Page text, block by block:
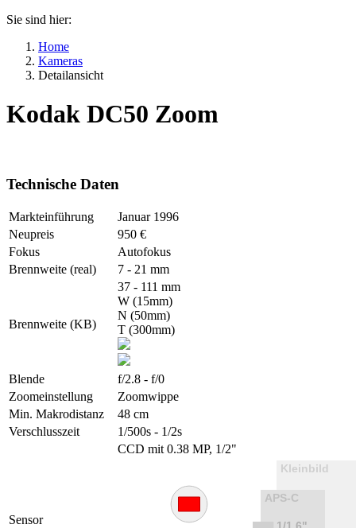
Sie sind hier:
Home
Kameras
Detailansicht
Kodak DC50 Zoom
Technische Daten
Markteinführung
Januar 1996
Neupreis
950 €
Fokus
Autofokus
Brennweite (real)
7 - 21 mm
Brennweite (KB)
37 - 111 mm
W (15mm)
N (50mm)
T (300mm)
Blende
f/2.8 - f/0
Zoomeinstellung
Zoomwippe
Min. Makrodistanz
48 cm
Verschlusszeit
1/500s - 1/2s
Sensor
CCD mit 0.38 MP, 1/2"